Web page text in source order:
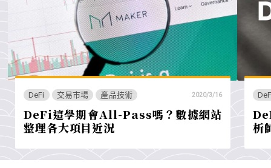
DeFi 交易市場 產品技術 2020/3/16
DeFi這學期會All-Pass嗎？數據網站
整理各大項目近況
析